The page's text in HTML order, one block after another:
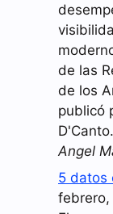
de las
de los
publicó
D'Canto.
Angel
5 datos
febrero,